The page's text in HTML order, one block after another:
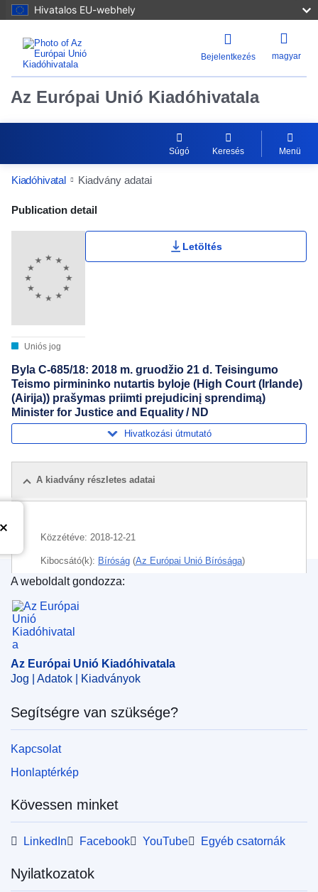
Hivatalos EU-webhely
Bejelentkezés magyar
Az Európai Unió Kiadóhivatala
Súgó Keresés Menü
Kiadóhivatal Kiadvány adatai
Publication Detail Actions Portlet
Publication detail
Uniós jog
Letöltés
Byla C-685/18: 2018 m. gruodžio 21 d. Teisingumo
Teismo pirmininko nutartis byloje (High Court (Irlande)
(Airija)) prašymas priimti prejudicinį sprendimą)
Minister for Justice and Equality / ND
Hivatkozási útmutató
A kiadvány részletes adatai
Közzétéve: 2018-12-21
Kibocsátó(k): Bíróság (Az Európai Unió Bírósága)
elfogatóparancs
ügyészség
OJ : JOC_2019_103_R_0026
Az Európai Unió Kiadóhivatala
A weboldalt gondozza:
Az Európai Unió Kiadóhivatala
Jog | Adatok | Kiadványok
Segítségre van szüksége?
Kapcsolat
Honlaptérkép
Kövessen minket
LinkedIn Facebook YouTube Egyéb csatornák
Nyilatkozatok